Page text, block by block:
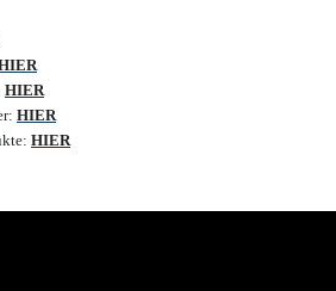
HIER
HIER
HIER